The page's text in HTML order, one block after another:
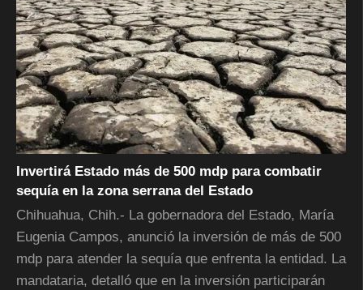
Invertirá Estado más de 500 mdp para combatir
sequía en la zona serrana del Estado
Chihuahua, Chih.- La gobernadora del Estado, María
Eugenia Campos, anunció la inversión de más de 500
mdp para atender la sequía que enfrenta la entidad. La
mandataria, detalló que en la inversión participarán